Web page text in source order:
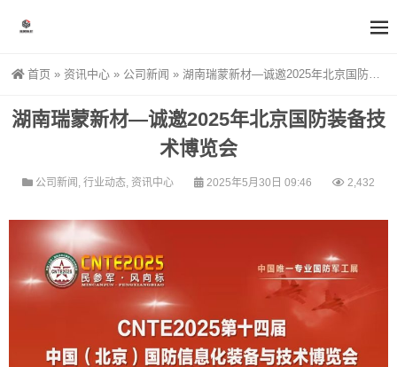
首页 » 资讯中心 » 公司新闻 » 湖南瑞蒙新材—诚邀2025年北京国防装备技术博览会
湖南瑞蒙新材—诚邀2025年北京国防装备技
术博览会
公司新闻 , 行业动态, 资讯中心 2025年5月30日 09:46 2,432